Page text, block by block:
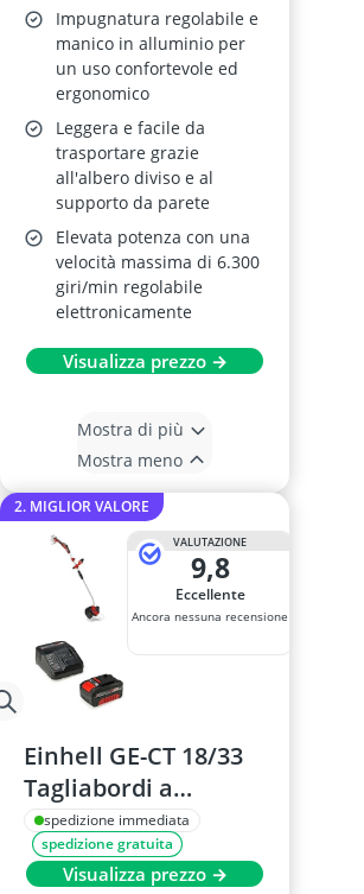
Impugnatura regolabile e
manico in alluminio per
un uso confortevole ed
ergonomico
Leggera e facile da
trasportare grazie
all'albero diviso e al
supporto da parete
Elevata potenza con una
velocità massima di 6.300
giri/min regolabile
elettronicamente
Visualizza prezzo →
Mostra di più
Mostra meno
2. MIGLIOR VALORE
VALUTAZIONE
9,8
Eccellente
Ancora nessuna recensione
Einhell GE-CT 18/33
Tagliabordi a
Batteria
spedizione immediata
spedizione gratuita
Visualizza prezzo →